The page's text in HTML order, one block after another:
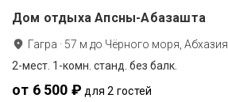
Дом отдыха Апсны-Абазашта
Гагра · 57 м до Чёрного моря, Абхазия
2-мест. 1-комн. станд. без балк.
от 6 500 ₽ для 2 гостей